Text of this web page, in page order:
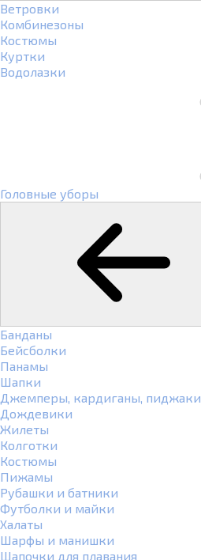
Ветровки
Комбинезоны
Костюмы
Куртки
Водолазки
Головные уборы
Банданы
Бейсболки
Панамы
Шапки
Джемперы, кардиганы, пиджаки
Дождевики
Жилеты
Колготки
Костюмы
Пижамы
Рубашки и батники
Футболки и майки
Халаты
Шарфы и манишки
Шапочки для плавания